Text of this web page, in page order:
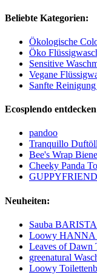
Beliebte Kategorien:
Ökologische
Öko
Sensitive
Vegane
Sanfte
Ecosplendo
pandoo
Tranquillo
Bee's Wrap
Cheeky Panda
Neuheiten:
Sauba
Loowy HANNA
Leaves of Dawn
greenatural
Loowy